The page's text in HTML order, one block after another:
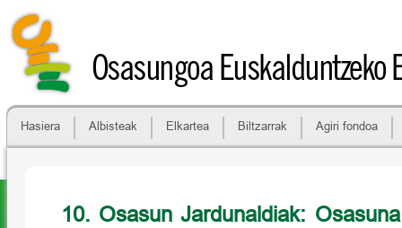
Osasungoa Euskalduntzeko
Hasiera Albisteak Elkartea Biltzarrak Agiri fondoa
10. Osasun Jardunaldiak: